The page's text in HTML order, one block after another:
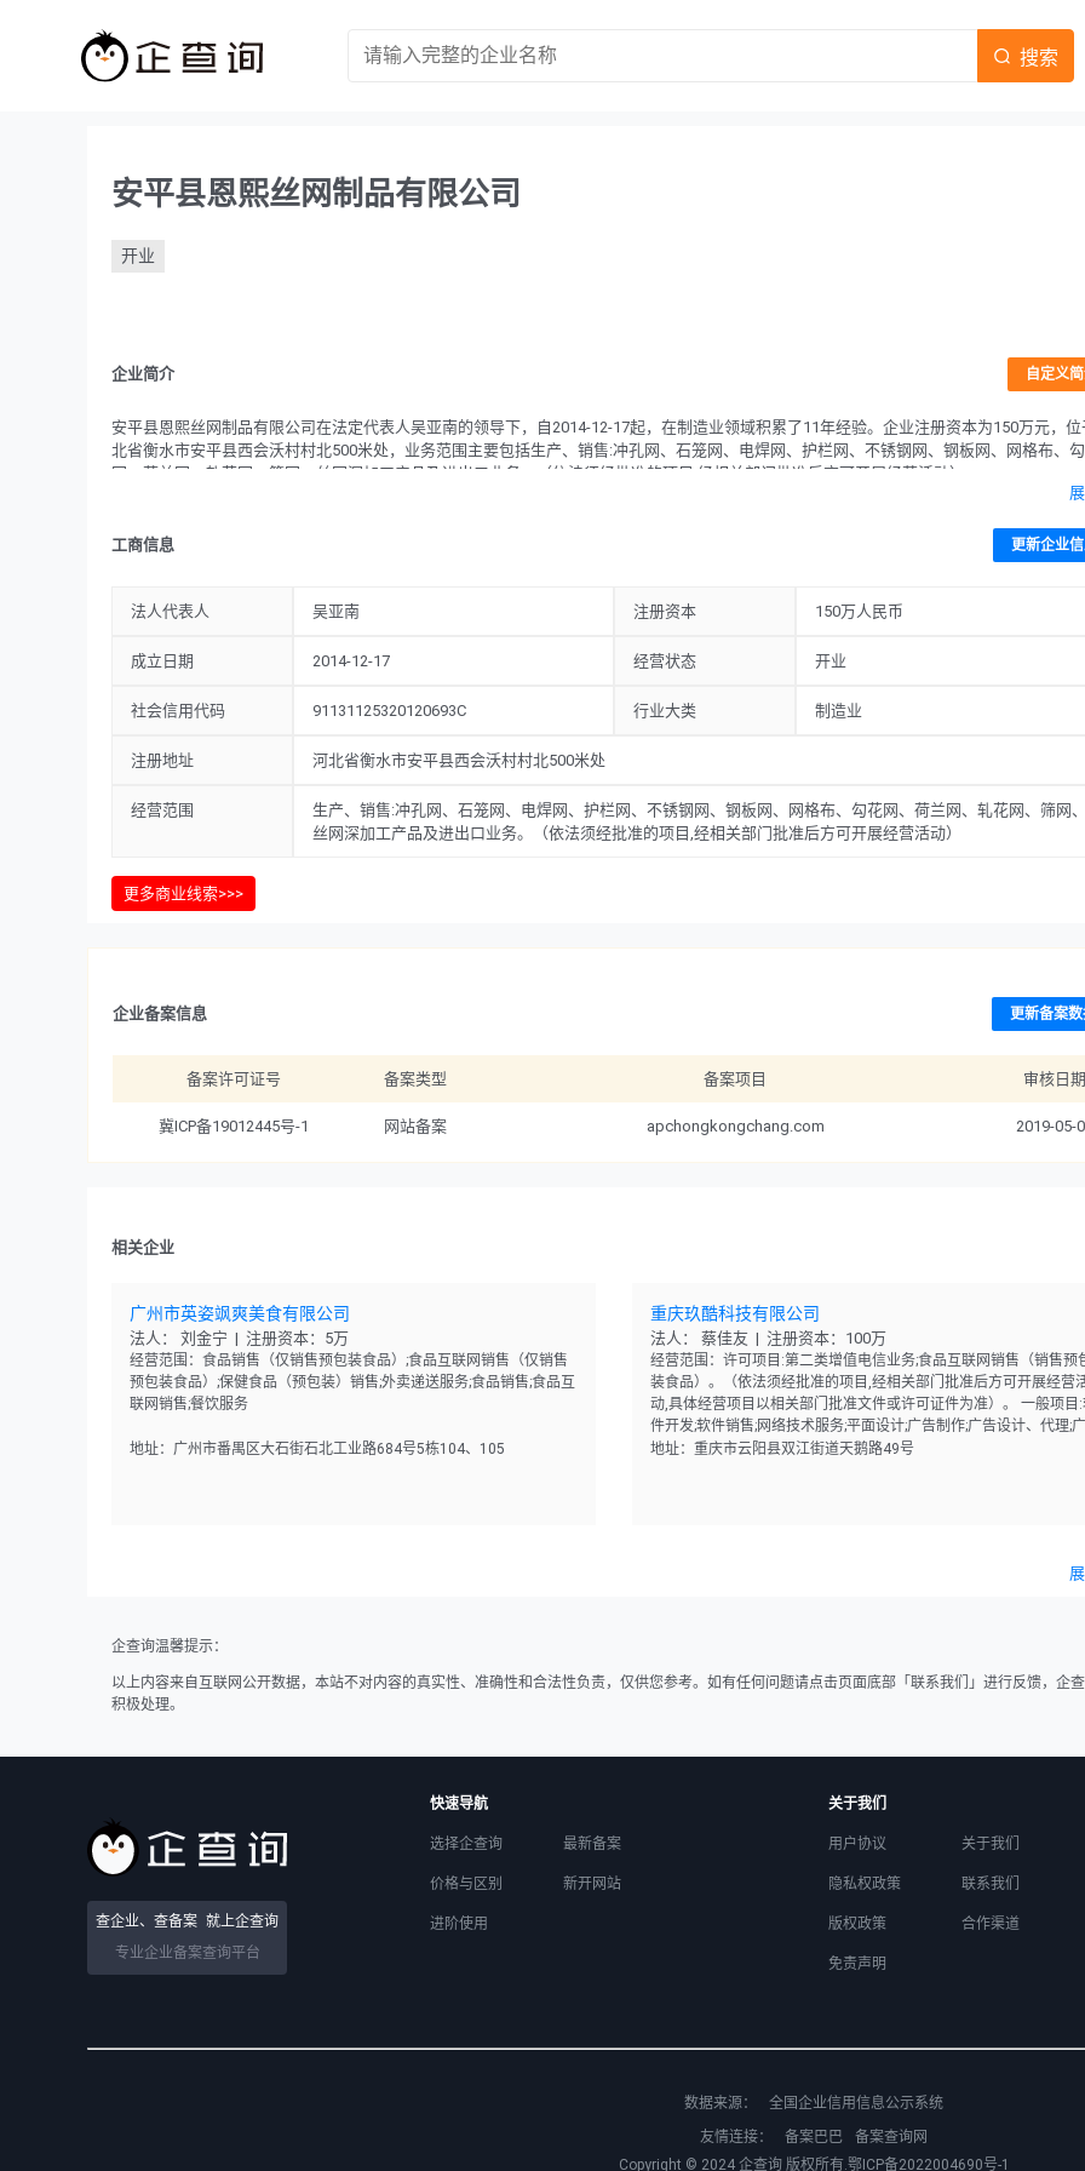
搜索
安平县恩熙丝网制品有限公司
开业
企业简介 自定义
安平县恩熙丝网制品有限公司在法定代表人吴亚南的领导下，自2014-12-17起，在制造业领域积累了11年经验。企业注册资本为150万元，位
北省衡水市安平县西会沃村村北500米处，业务范围主要包括生产、销售:冲孔网、石笼网、电焊网、护栏网、不锈钢网、钢板网、网格布、
网、荷兰网、轧花网、筛网、丝网深加工产品及进出口业务。（依法须经批准的项目,经相关部门批准后方可开展经营活动）。
工商信息 更新企业
法人代表人 吴亚南 注册资本 150万人民币
成立日期 2014-12-17 经营状态 开业
社会信用代码 91131125320120693C 行业大类 制造业
注册地址 河北省衡水市安平县西会沃村村北500米处
经营范围
生产、销售:冲孔网、石笼网、电焊网、护栏网、不锈钢网、钢板网、网格布、勾花网、荷兰网、轧花网、筛网、
丝网深加工产品及进出口业务。（依法须经批准的项目,经相关部门批准后方可开展经营活动）
更多商业线索>>>
企业备案信息 更新备案
备案许可证号 备案类型 备案项目 审核日期
冀ICP备19012445号-1 网站备案 apchongkongchang.com 2019-05-
相关企业
广州市英姿飒爽美食有限公司
法人： 刘金宁 | 注册资本：5万
经营范围：食品销售（仅销售预包装食品）;食品互联网销售（仅销售
预包装食品）;保健食品（预包装）销售;外卖递送服务;食品销售;食品互
联网销售;餐饮服务
地址：广州市番禺区大石街石北工业路684号5栋104、105
重庆玖酷科技有限公司
法人： 蔡佳友 | 注册资本：100万
经营范围：许可项目:第二类增值电信业务;食品互联网销售（销售预
装食品）。（依法须经批准的项目,经相关部门批准后方可开展经营
动,具体经营项目以相关部门批准文件或许可证件为准）。 一般项目
件开发;软件销售;网络技术服务;平面设计;广告制作;广告设计、代理;广
告发布（非广播电台、电视台、报刊出版单位）;市场营销策划;图文设
地址：重庆市云阳县双江街道天鹅路49号
企查询温馨提示：
以上内容来自互联网公开数据，本站不对内容的真实性、准确性和合法性负责，仅供您参考。如有任何问题请点击页面底部「联系我们」进行反馈，企
积极处理。
查企业、查备案 就上企查询
专业企业备案查询平台
快速导航
选择企查询 最新备案
价格与区别 新开网站
进阶使用
关于我们
用户协议 关于我们
隐私权政策 联系我们
版权政策 合作渠道
免责声明
数据来源：
全国企业信用信息公示系统
友情连接：
备案巴巴
备案查询网
Copyright © 2024 企查询版权所有.鄂ICP备2022004690号-1